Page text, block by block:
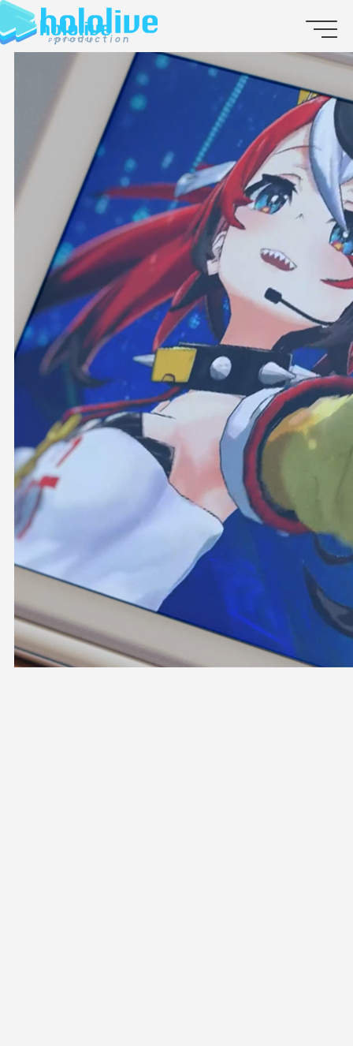
EN
JP
ABOUT
TALENT
NEWS
AUDITION
COLLABORATION
SUPPORT ADVERTISING
OFFICIAL SHOP
HOLODULE
会社概要
プライバシーポリシー
未成年の方々へのお願い
二次創作ガイドライン
よくある質問
サポーターガイドライン